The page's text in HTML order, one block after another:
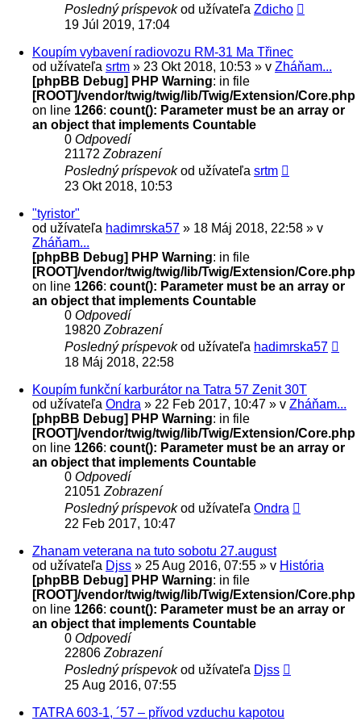
Posledný príspevokod užívateľa Zdicho
19 Júl 2019, 17:04
Koupím vybavení radiovozu RM-31 Ma Třinec
od užívateľa srtm » 23 Okt 2018, 10:53 » v Zháňam...
[phpBB Debug] PHP Warning: in file
[ROOT]/vendor/twig/twig/lib/Twig/Extension/Core.php
on line 1266: count(): Parameter must be an array or
an object that implements Countable
0 Odpovedí
21172 Zobrazení
Posledný príspevokod užívateľa srtm
23 Okt 2018, 10:53
"tyristor"
od užívateľa hadimrska57 » 18 Máj 2018, 22:58 » v
Zháňam...
[phpBB Debug] PHP Warning: in file
[ROOT]/vendor/twig/twig/lib/Twig/Extension/Core.php
on line 1266: count(): Parameter must be an array or
an object that implements Countable
0 Odpovedí
19820 Zobrazení
Posledný príspevokod užívateľa hadimrska57
18 Máj 2018, 22:58
Koupím funkční karburátor na Tatra 57 Zenit 30T
od užívateľa Ondra » 22 Feb 2017, 10:47 » v Zháňam...
[phpBB Debug] PHP Warning: in file
[ROOT]/vendor/twig/twig/lib/Twig/Extension/Core.php
on line 1266: count(): Parameter must be an array or
an object that implements Countable
0 Odpovedí
21051 Zobrazení
Posledný príspevokod užívateľa Ondra
22 Feb 2017, 10:47
Zhanam veterana na tuto sobotu 27.august
od užívateľa Djss » 25 Aug 2016, 07:55 » v História
[phpBB Debug] PHP Warning: in file
[ROOT]/vendor/twig/twig/lib/Twig/Extension/Core.php
on line 1266: count(): Parameter must be an array or
an object that implements Countable
0 Odpovedí
22806 Zobrazení
Posledný príspevokod užívateľa Djss
25 Aug 2016, 07:55
TATRA 603-1, ´57 – přívod vzduchu kapotou